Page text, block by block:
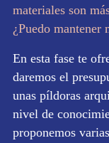
materiales son
¿Puedo mantener
En esta fase te
daremos el
unas píldoras
nivel de
proponemos